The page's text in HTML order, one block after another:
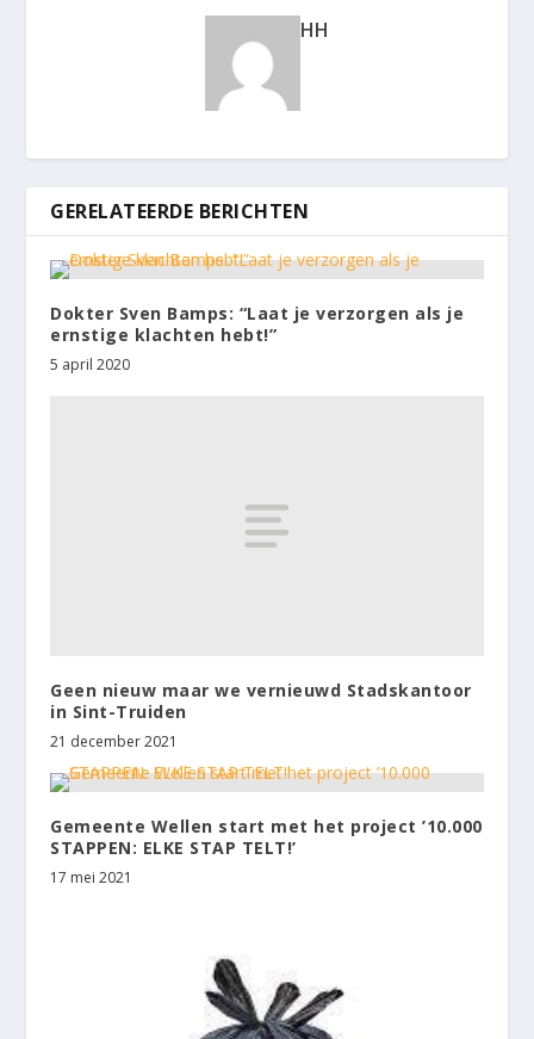
HH
GERELATEERDE BERICHTEN
Dokter Sven Bamps: “Laat je verzorgen als je
ernstige klachten hebt!”
5 april 2020
Geen nieuw maar we vernieuwd Stadskantoor
in Sint-Truiden
21 december 2021
Gemeente Wellen start met het project ’10.000
STAPPEN: ELKE STAP TELT!’
17 mei 2021